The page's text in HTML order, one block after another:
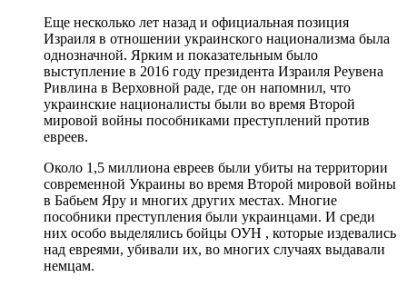
Еще несколько лет назад и официальная позиция
Израиля в отношении украинского национализма была
однозначной. Ярким и показательным было
выступление в 2016 году президента Израиля Реувена
Ривлина в Верховной раде, где он напомнил, что
украинские националисты были во время Второй
мировой войны пособниками преступлений против
евреев.
Около 1,5 миллиона евреев были убиты на территории
современной Украины во время Второй мировой войны
в Бабьем Яру и многих других местах. Многие
пособники преступления были украинцами. И среди
них особо выделялись бойцы ОУН , которые издевались
над евреями, убивали их, во многих случаях выдавали
немцам.